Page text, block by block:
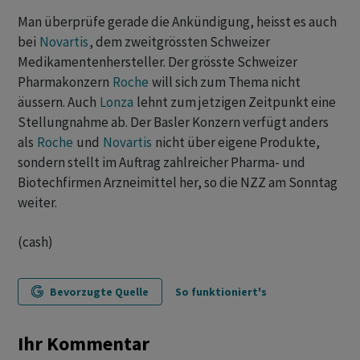
Man überprüfe gerade die Ankündigung, heisst es auch
bei Novartis, dem zweitgrössten Schweizer
Medikamentenhersteller. Der grösste Schweizer
Pharmakonzern Roche will sich zum Thema nicht
äussern. Auch Lonza lehnt zum jetzigen Zeitpunkt eine
Stellungnahme ab. Der Basler Konzern verfügt anders
als Roche und Novartis nicht über eigene Produkte,
sondern stellt im Auftrag zahlreicher Pharma- und
Biotechfirmen Arzneimittel her, so die NZZ am Sonntag
weiter.
(cash)
Bevorzugte Quelle So funktioniert's
Ihr Kommentar